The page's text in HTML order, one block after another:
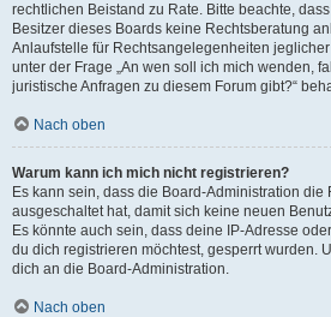
rechtlichen Beistand zu Rate. Bitte beachte,
Besitzer dieses Boards keine Rechtsberatung
Anlaufstelle für Rechtsangelegenheiten
unter der Frage „An wen soll ich mich wenden,
juristische Anfragen zu diesem Forum gibt?“
Nach oben
Warum kann ich mich nicht registrieren?
Es kann sein, dass die Board-Administration die
ausgeschaltet hat, damit sich keine neuen
Es könnte auch sein, dass deine IP-Adresse
du dich registrieren möchtest, gesperrt wurden.
dich an die Board-Administration.
Nach oben